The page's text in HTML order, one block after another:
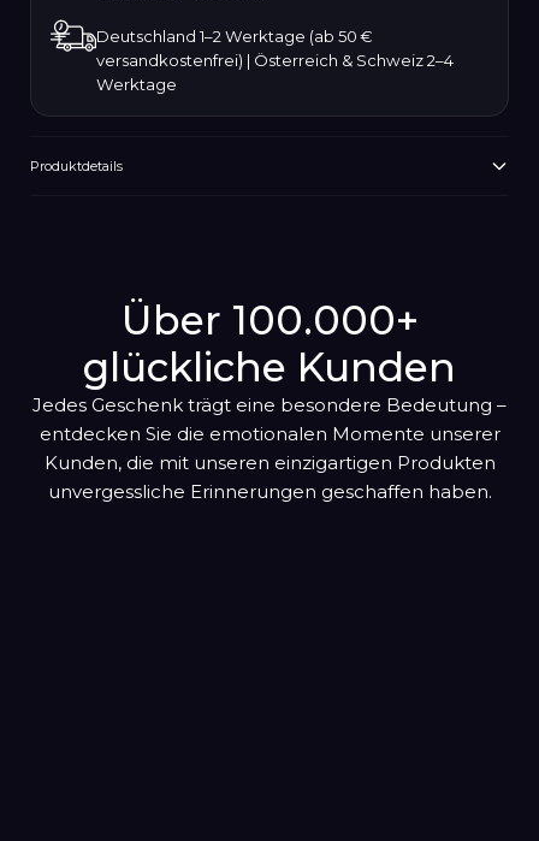
Juni
Oktober
November
Dezember
Deutschland 1–2 Werktage (ab 50 €
versandkostenfrei) | Österreich & Schweiz 2–4
Werktage
Produktdetails
Warenkorb
hinzugefügtÜber 100.000+
glückliche Kunden
Jedes Geschenk trägt eine besondere Bedeutung –
entdecken Sie die emotionalen Momente unserer
Kunden, die mit unseren einzigartigen Produkten
unvergessliche Erinnerungen geschaffen haben.